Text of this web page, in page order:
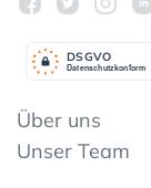
Datenschutzkonform
DSGVO
Über uns
Unser Team